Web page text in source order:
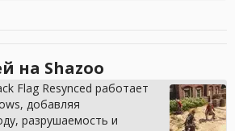
на Shazoo
Flag Resynced работает
добавляя
разрушаемость и